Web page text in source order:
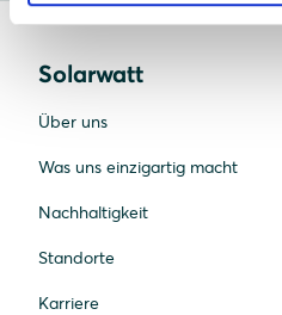
Solarwatt
Über uns
Was uns einzigartig macht
Nachhaltigkeit
Standorte
Karriere